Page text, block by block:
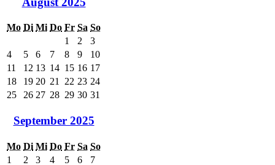
Mo Di Mi Do Fr Sa So
1
2
3
4
5 6 7 8 9
10
11
12 13 14 15 16 17
18
19 20 21 22 23 24
25
26 27 28 29 30 31
September 2025
Mo Di Mi Do Fr Sa So
1
2 3 4 5 6 7